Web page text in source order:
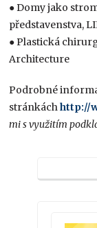
● Domy jako
představenstva,
● Plastická
Architecture
Podrobné
stránkáchhttp://
mi s využitím